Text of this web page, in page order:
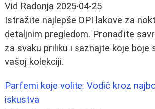
Vid Radonja 2025-04-25
Istražite najlepše OPI lakove za
detaljnim pregledom. Pronađite
za svaku priliku i saznajte koje boje
vašoj kolekciji.
Parfemi koje volite: Vodič kroz
iskustva